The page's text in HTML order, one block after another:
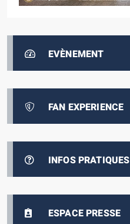
EVÈNEMENT
FAN EXPERIENCE
INFOS PRATIQUES
ESPACE PRESSE